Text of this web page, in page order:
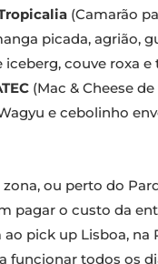
(Camarão
picada, agrião,
iceberg, couve roxa
(Mac & Cheese
e cebolinho
zona, ou perto do
pagar o custo da
pick up Lisboa, na
funcionar todos os